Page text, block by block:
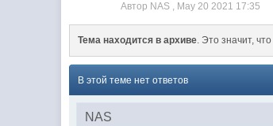
Автор NAS , May 20 2021 17:35
Тема находится в архиве. Это значит,
В этой теме нет ответов
NAS